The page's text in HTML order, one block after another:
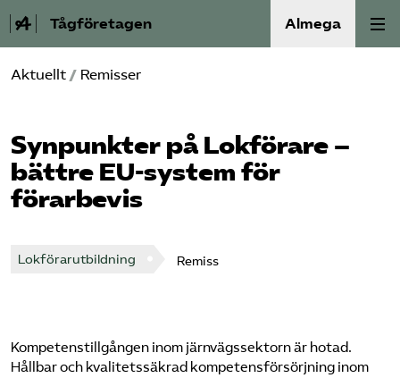
Tågföretagen Almega
Aktuellt
Reformagenda för järnvägen
Våra frågor
Mina sidor (almega.se)
Aktuellt / Remisser
Synpunkter på Lokförare –
bättre EU-system för
förarbevis
Lokförarutbildning Remiss
Kompetenstillgången inom järnvägssektorn är hotad.
Hållbar och kvalitetssäkrad kompetensförsörjning inom